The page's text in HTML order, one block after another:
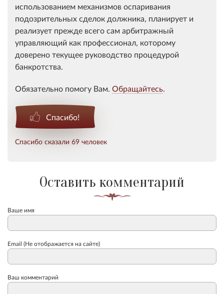
использованием механизмов оспаривания
подозрительных сделок должника, планирует и
реализует прежде всего сам арбитражный
управляющий как профессионал, которому
доверено текущее руководство процедурой
банкротства.
Обязательно помогу Вам. Обращайтесь.
Спасибо!
Спасибо сказали 69 человек
Оставить комментарий
Ваше имя
Email (Не отображается на сайте)
Ваш комментарий